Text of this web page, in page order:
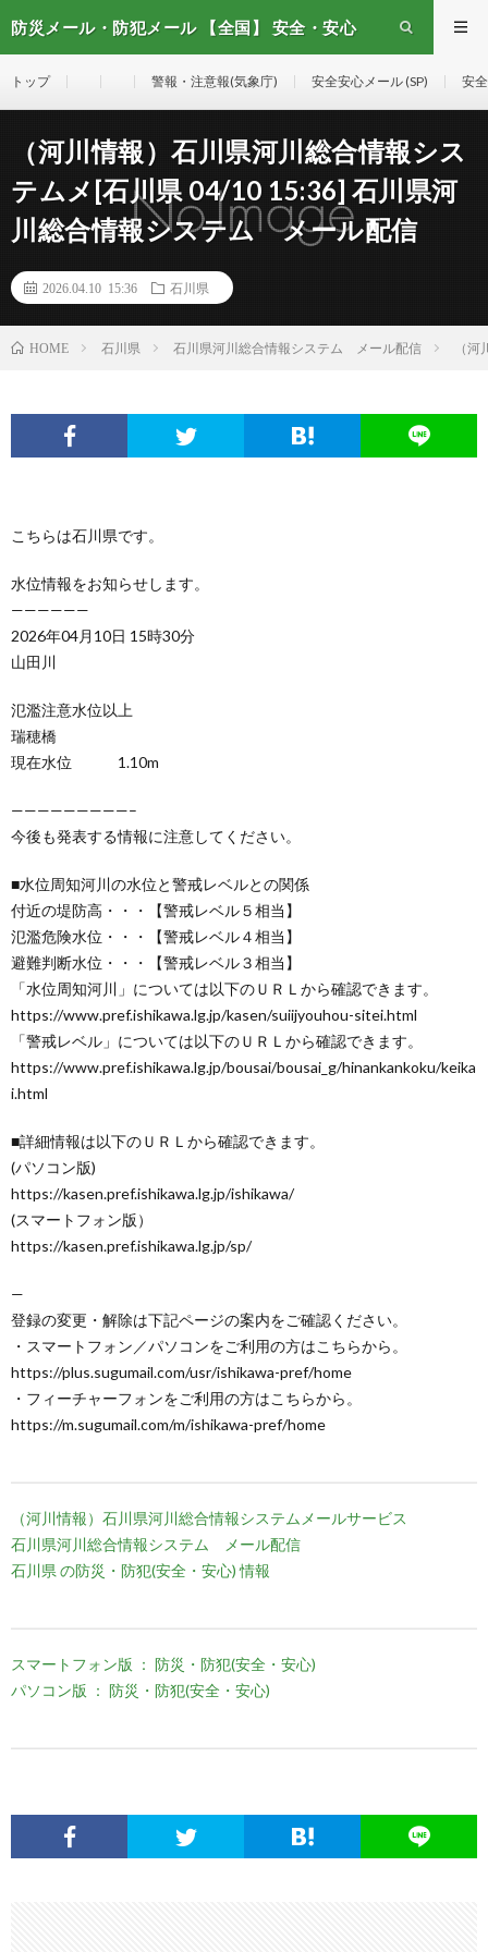
防災メール・防犯メール 【全国】 安全・安心
トップ 警報・注意報(気象庁) 安全安心メール (SP) 安
（河川情報）石川県河川総合情報シス
テムメ[石川県 04/10 15:36] 石川県河
川総合情報システム メール配信
2026.04.10 15:36 石川県
HOME 石川県 石川県河川総合情報システム メール配信 （
こちらは石川県です。
水位情報をお知らせします。
——————
2026年04月10日 15時30分
山田川
氾濫注意水位以上
瑞穂橋
現在水位 1.10m
—————————–
今後も発表する情報に注意してください。
■水位周知河川の水位と警戒レベルとの関係
付近の堤防高・・・【警戒レベル５相当】
氾濫危険水位・・・【警戒レベル４相当】
避難判断水位・・・【警戒レベル３相当】
「水位周知河川」については以下のＵＲＬから確認できます。
https://www.pref.ishikawa.lg.jp/kasen/suiijyouhou-sitei.html
「警戒レベル」については以下のＵＲＬから確認できます。
https://www.pref.ishikawa.lg.jp/bousai/bousai_g/hinankankoku/keika
i.html
■詳細情報は以下のＵＲＬから確認できます。
(パソコン版)
https://kasen.pref.ishikawa.lg.jp/ishikawa/
(スマートフォン版）
https://kasen.pref.ishikawa.lg.jp/sp/
—
登録の変更・解除は下記ページの案内をご確認ください。
・スマートフォン／パソコンをご利用の方はこちらから。
https://plus.sugumail.com/usr/ishikawa-pref/home
・フィーチャーフォンをご利用の方はこちらから。
https://m.sugumail.com/m/ishikawa-pref/home
（河川情報）石川県河川総合情報システムメールサービス
石川県河川総合情報システム メール配信
石川県 の防災・防犯(安全・安心) 情報
スマートフォン版 ： 防災・防犯(安全・安心)
パソコン版 ： 防災・防犯(安全・安心)